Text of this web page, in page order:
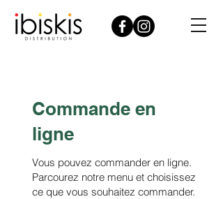
Commande en
ligne
Vous pouvez commander en ligne.
Parcourez notre menu et choisissez
ce que vous souhaitez commander.